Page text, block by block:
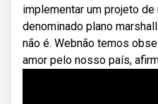
implementar um projeto
denominado plano
não é. Webnão temos
amor pelo nosso país,